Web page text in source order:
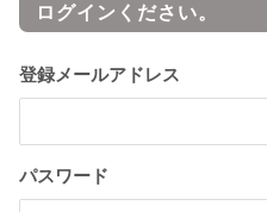
ログインください。
登録メールアドレス
パスワード